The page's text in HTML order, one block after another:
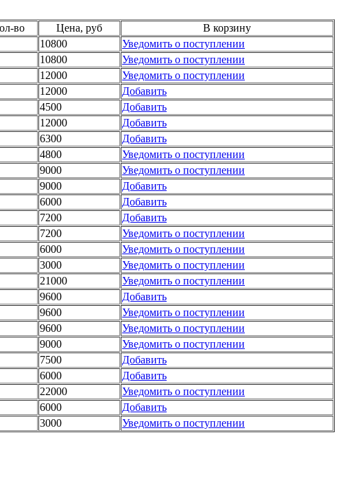
во Цена, руб
В корзину
10800
Уведомить о поступлении
10800
Уведомить о поступлении
12000
Уведомить о поступлении
12000
Добавить
4500
Добавить
12000
Добавить
6300
Добавить
4800
Уведомить о поступлении
9000
Уведомить о поступлении
9000
Добавить
6000
Добавить
7200
Добавить
7200
Уведомить о поступлении
6000
Уведомить о поступлении
3000
Уведомить о поступлении
21000
Уведомить о поступлении
9600
Добавить
9600
Уведомить о поступлении
9600
Уведомить о поступлении
9000
Уведомить о поступлении
7500
Добавить
6000
Добавить
22000
Уведомить о поступлении
6000
Добавить
3000
Уведомить о поступлении